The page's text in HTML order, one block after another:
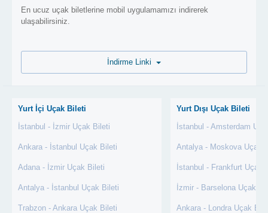
En ucuz uçak biletlerine mobil uygulamamızı indirerek
ulaşabilirsiniz.
Yurt İçi Uçak Bileti
İstanbul - İzmir Uçak Bileti
Ankara - İstanbul Uçak Bileti
Adana - İzmir Uçak Bileti
Antalya - İstanbul Uçak Bileti
Trabzon - Ankara Uçak Bileti
Yurt Dışı Uçak Bileti
İstanbul - Amsterdam
Antalya - Moskova Uçak
İstanbul - Frankfurt Uçak
İzmir - Barselona Uçak
Ankara - Londra Uçak